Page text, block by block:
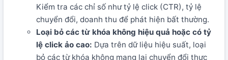
Kiểm tra các chỉ số như tỷ lệ click (CTR), tỷ lệ
chuyển đổi, doanh thu để phát hiện bất thường.
Loại bỏ các từ khóa không hiệu quả hoặc có tỷ
lệ click ảo cao: Dựa trên dữ liệu hiệu suất, loại
bỏ các từ khóa không mang lại chuyển đổi thực